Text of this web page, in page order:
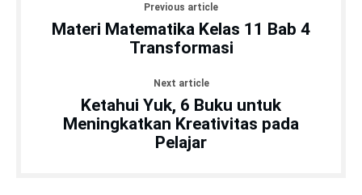
Previous article
Materi Matematika Kelas 11 Bab 4
Transformasi
Next article
Ketahui Yuk, 6 Buku untuk
Meningkatkan Kreativitas pada
Pelajar